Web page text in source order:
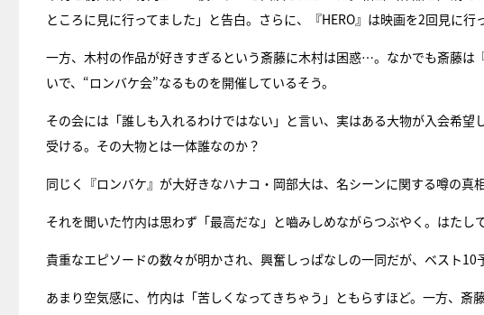
ところに見に行ってました」と告白。さらに、『HERO』は映画を2回見に行
一方、木村の作品が好きすぎるという斎藤に木村は困惑…。なかでも斎藤
いで、“ロンバケ会”なるものを開催しているそう。
その会には「誰しも入れるわけではない」と言い、実はある大物が入会希
受ける。その大物とは一体誰なのか？
同じく『ロンバケ』が大好きなハナコ・岡部大は、名シーンに関する噂の真
それを聞いた竹内は思わず「最高だな」と嚙みしめながらつぶやく。はたし
貴重なエピソードの数々が明かされ、興奮しっぱなしの一同だが、ベスト10
あまり空気感に、竹内は「苦しくなってきちゃう」ともらすほど。一方、